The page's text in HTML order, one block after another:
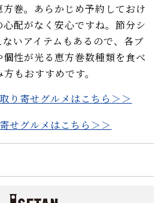
巻。あらかじめ予約しておけ
配がなく安心ですね。節分シ
いアイテムもあるので、各ブ
性が光る恵方巻数種類を食べ
もおすすめです。
り寄せグルメはこちら＞＞
せグルメはこちら＞＞